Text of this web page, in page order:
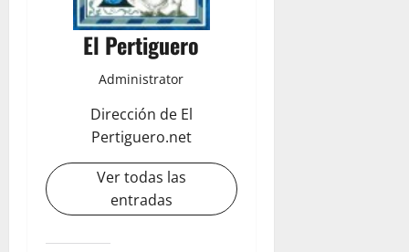
El Pertiguero
Administrator
Dirección de El
Pertiguero.net
Ver todas las
entradas